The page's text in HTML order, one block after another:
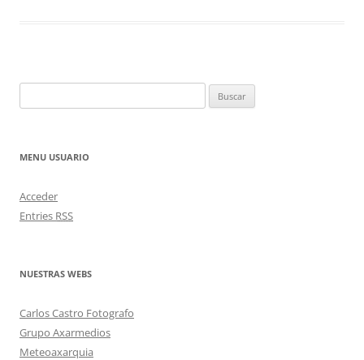
MENU USUARIO
Acceder
Entries RSS
NUESTRAS WEBS
Carlos Castro Fotografo
Grupo Axarmedios
Meteoaxarquia